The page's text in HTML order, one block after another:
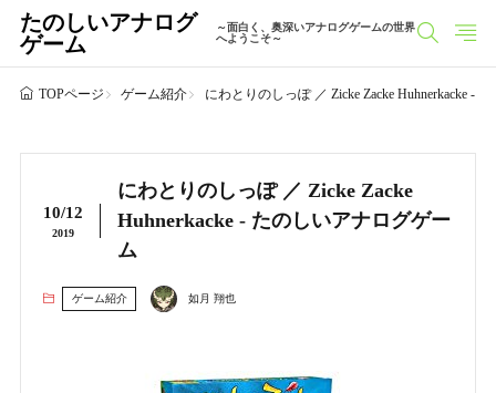
たのしいアナログ
ゲーム
～面白く、奥深いアナログゲームの世界
へようこそ～
TOPページ ゲーム紹介 にわとりのしっぽ ／ Zicke Zacke Huhnerkacke -
10/12
2019
にわとりのしっぽ ／ Zicke Zacke
Huhnerkacke - たのしいアナログゲー
ム
ゲーム紹介 如月 翔也